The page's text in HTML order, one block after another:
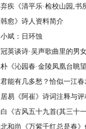
疾《清平乐·检校山园,书
韩愈》诗人资料简介
斌：日环蚀
英谈诗·吴声歌曲里的男
易《阿崔》诗词注释与评
《古风五十九首(其三十